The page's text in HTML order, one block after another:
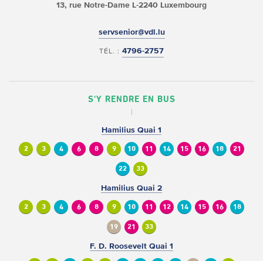
13, rue Notre-Dame L-2240 Luxembourg
servsenior@vdl.lu
TÉL. : 4796-2757
S'Y RENDRE EN BUS
Hamilius Quai 1
2 3 4 6 8 9 10 11 14 15 16 18 21
22 33
Hamilius Quai 2
2 3 4 6 8 9 10 11 12 14 15 16 18
19 21 33
F. D. Roosevelt Quai 1